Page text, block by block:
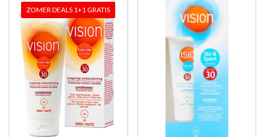
ZOMER DEALS 1+1 GRATIS